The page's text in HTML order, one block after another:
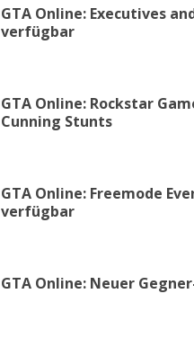
GTA Online: Executives
verfügbar
GTA Online: Rockstar
Cunning Stunts
GTA Online: Freemode
verfügbar
GTA Online: Neuer